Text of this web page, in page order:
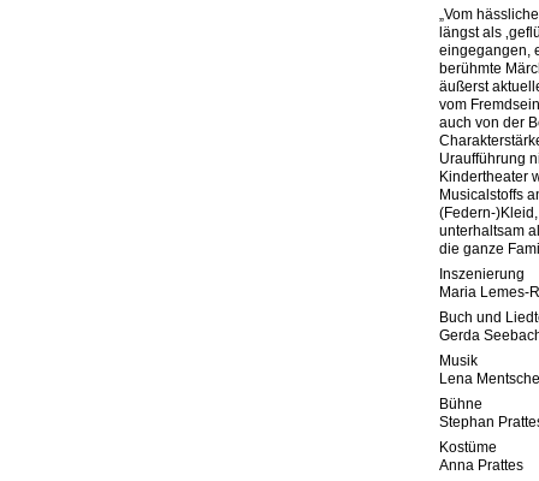
„Vom
längst als
eingegangen,
berühmte
äußerst
vom
auch von der
Uraufführung
Kindertheater
Musicalstoffs
(Federn-
unterhaltsam
die ganze
Inszenierung
Maria Lemes-
Buch und
Gerda
Musik
Lena
Bühne
Stephan
Kostüme
Anna Prattes